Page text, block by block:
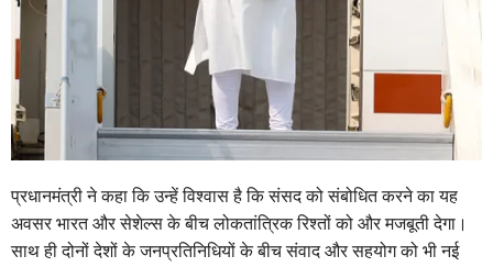
प्रधानमंत्री ने कहा कि उन्हें विश्वास है कि संसद को संबोधित करने का यह
अवसर भारत और सेशेल्स के बीच लोकतांत्रिक रिश्तों को और मजबूती देगा।
साथ ही दोनों देशों के जनप्रतिनिधियों के बीच संवाद और सहयोग को भी नई